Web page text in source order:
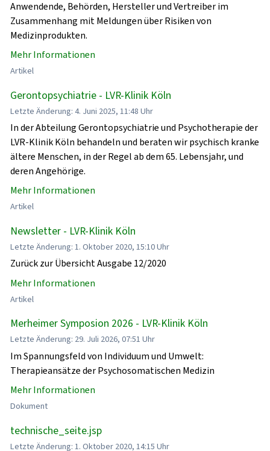
Anwendende, Behörden, Hersteller und Vertreiber im
Zusammenhang mit Meldungen über Risiken von
Medizinprodukten.
Mehr Informationen
Artikel
Gerontopsychiatrie - LVR-Klinik Köln
Letzte Änderung: 4. Juni 2025, 11:48 Uhr
In der Abteilung Gerontopsychiatrie und Psychotherapie der
LVR-Klinik Köln behandeln und beraten wir psychisch kranke
ältere Menschen, in der Regel ab dem 65. Lebensjahr, und
deren Angehörige.
Mehr Informationen
Artikel
Newsletter - LVR-Klinik Köln
Letzte Änderung: 1. Oktober 2020, 15:10 Uhr
Zurück zur Übersicht Ausgabe 12/2020
Mehr Informationen
Artikel
Merheimer Symposion 2026 - LVR-Klinik Köln
Letzte Änderung: 29. Juli 2026, 07:51 Uhr
Im Spannungsfeld von Individuum und Umwelt:
Therapieansätze der Psychosomatischen Medizin
Mehr Informationen
Dokument
technische_seite.jsp
Letzte Änderung: 1. Oktober 2020, 14:15 Uhr